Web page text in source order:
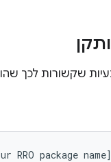
RRO package name]